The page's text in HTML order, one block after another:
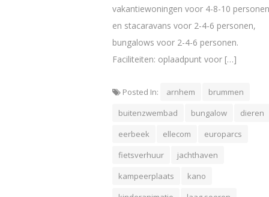
vakantiewoningen voor 4-8-10 personen
en stacaravans voor 2-4-6 personen,
bungalows voor 2-4-6 personen.
Faciliteiten: oplaadpunt voor […]
Posted In: arnhem
brummen
buitenzwembad
bungalow
dieren
eerbeek
ellecom
europarcs
fietsverhuur
jachthaven
kampeerplaats
kano